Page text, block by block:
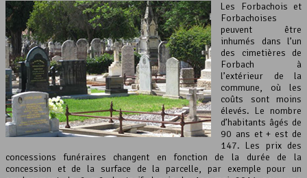
Les Forbachois et
Forbachoises
peuvent être
inhumés dans l’un
des cimetières de
Forbach à
l’extérieur de la
commune, où les
coûts sont moins
élevés. Le nombre
d’habitants âgés de
90 ans et + est de
147. Les prix des
concessions funéraires changent en fonction de la durée de la
concession et de la surface de la parcelle, par exemple pour un